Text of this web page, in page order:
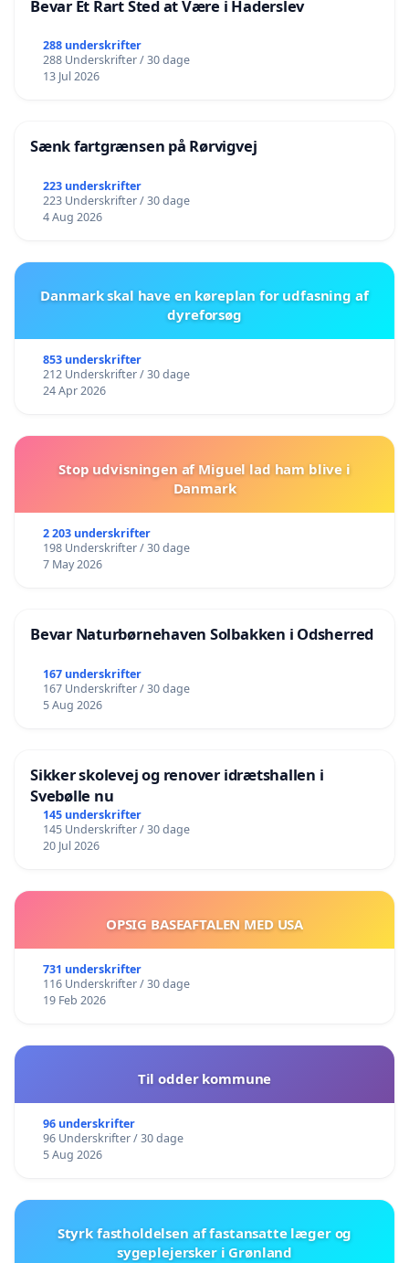
Bevar Et Rart Sted at Være i Haderslev
288 underskrifter
288 Underskrifter / 30 dage
13 Jul 2026
Sænk fartgrænsen på Rørvigvej
223 underskrifter
223 Underskrifter / 30 dage
4 Aug 2026
Danmark skal have en køreplan for udfasning af
dyreforsøg
853 underskrifter
212 Underskrifter / 30 dage
24 Apr 2026
Stop udvisningen af Miguel lad ham blive i
Danmark
2 203 underskrifter
198 Underskrifter / 30 dage
7 May 2026
Bevar Naturbørnehaven Solbakken i Odsherred
167 underskrifter
167 Underskrifter / 30 dage
5 Aug 2026
Sikker skolevej og renover idrætshallen i
Svebølle nu
145 underskrifter
145 Underskrifter / 30 dage
20 Jul 2026
OPSIG BASEAFTALEN MED USA
731 underskrifter
116 Underskrifter / 30 dage
19 Feb 2026
Til odder kommune
96 underskrifter
96 Underskrifter / 30 dage
5 Aug 2026
Styrk fastholdelsen af fastansatte læger og
sygeplejersker i Grønland